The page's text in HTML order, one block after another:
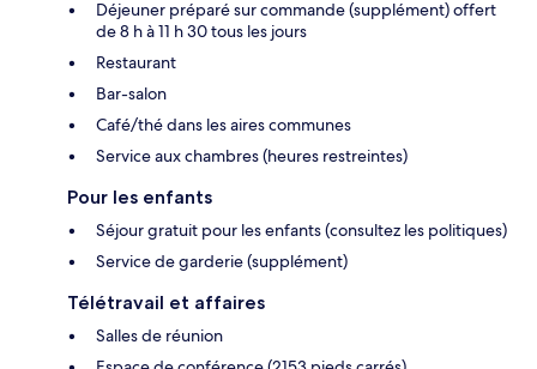
Déjeuner préparé sur commande (supplément) offert
de 8 h à 11 h 30 tous les jours
Restaurant
Bar-salon
Café/thé dans les aires communes
Service aux chambres (heures restreintes)
Pour les enfants
Séjour gratuit pour les enfants (consultez les politiques)
Service de garderie (supplément)
Télétravail et affaires
Salles de réunion